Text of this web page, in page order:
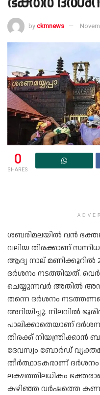
by ckmnews
0
SHARES
ശബരിമലയിൽ വൻ
വലിയ തിരക്കാണ്
ആദ്യ നാല് മണിക്കൂറിൽ
ദർശനം നടത്തിയത്.
ചെയ്യുന്നവർ അതിൽ
തന്നെ ദർശനം
അറിയിച്ചു. നിലവിൽ
പാലിക്കാതെയാണ്
തിരക്ക്
ദേവസ്വം ബോർഡ്
തീർത്ഥാടകരാണ്
ലക്ഷത്തിലധികം
കഴിഞ്ഞ വർ‌ഷത്തെ